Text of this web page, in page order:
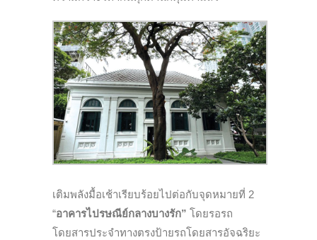
เติมพลังมื้อเช้าเรียบร้อยไปต่อกับจุดหมายที่ 2
“อาคารไปรษณีย์กลางบางรัก” โดยรอรถ
โดยสารประจำทางตรงป้ายรถโดยสารอัจฉริยะ